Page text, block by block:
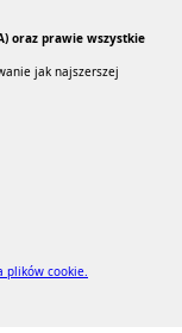
oraz prawie wszystkie
jak najszerszej
plików cookie.